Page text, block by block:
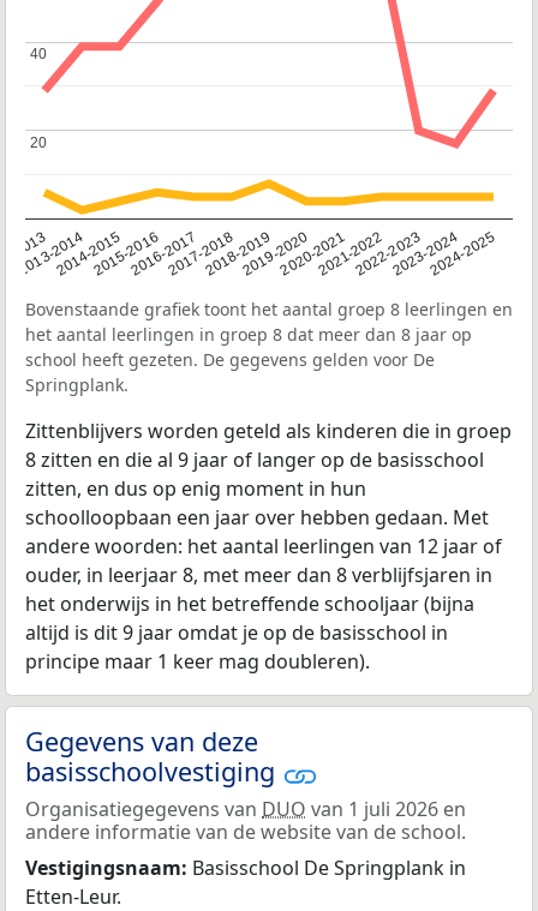
2013
2013-2014
2014-20152015-20162016-20172017-20182018-20192019-20202020-20212021-20222022-20232023-20242024-2025
20
20
40
40
Bovenstaande grafiek toont het aantal groep 8 leerlingen en
het aantal leerlingen in groep 8 dat meer dan 8 jaar op
school heeft gezeten. De gegevens gelden voor De
Springplank.
Zittenblijvers worden geteld als kinderen die in groep
8 zitten en die al 9 jaar of langer op de basisschool
zitten, en dus op enig moment in hun
schoolloopbaan een jaar over hebben gedaan. Met
andere woorden: het aantal leerlingen van 12 jaar of
ouder, in leerjaar 8, met meer dan 8 verblijfsjaren in
het onderwijs in het betreffende schooljaar (bijna
altijd is dit 9 jaar omdat je op de basisschool in
principe maar 1 keer mag doubleren).
Gegevens van deze
basisschoolvestiging
Organisatiegegevens van DUO van 1 juli 2026 en
andere informatie van de website van de school.
Vestigingsnaam: Basisschool De Springplank in
Etten-Leur.